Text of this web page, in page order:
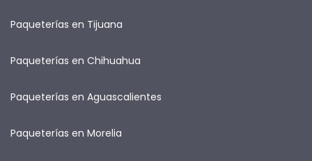
Paqueterías en Tijuana
Paqueterías en Chihuahua
Paqueterías en Aguascalientes
Paqueterías en Morelia